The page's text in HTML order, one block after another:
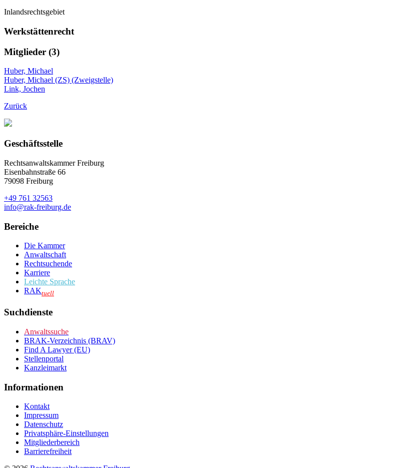
Inlandsrechtsgebiet
Werkstättenrecht
Mitglieder (3)
Huber, Michael
Huber, Michael (ZS) (Zweigstelle)
Link, Jochen
Zurück
Geschäftsstelle
Rechtsanwaltskammer Freiburg
Eisenbahnstraße 66
79098 Freiburg
+49 761 32563
info@rak-freiburg.de
Bereiche
Die Kammer
Anwaltschaft
Rechtsuchende
Karriere
Leichte Sprache
RAKtuell
Suchdienste
Anwaltssuche
BRAK-Verzeichnis (BRAV)
Find A Lawyer (EU)
Stellenportal
Kanzleimarkt
Informationen
Kontakt
Impressum
Datenschutz
Privatsphäre-Einstellungen
Mitgliederbereich
Barrierefreiheit